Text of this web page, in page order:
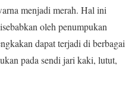
menjadi merah. Hal ini
oleh penumpukan
dapat terjadi di berbagai
pada sendi jari kaki, lutut,